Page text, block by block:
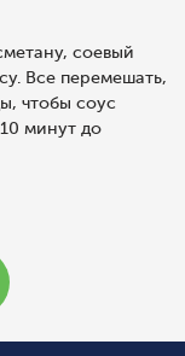
соевый
Все перемешать,
чтобы соус
минут до